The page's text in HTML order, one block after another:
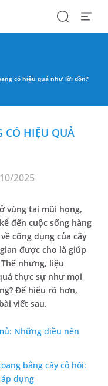
SearchOpen
có hiệu quả như lời đồn?
CÓ HIỆU QUẢ
2025
vùng tai mũi họng,
đến cuộc sống hàng
công dụng của cây
được cho là giúp
nhưng, liệu
thực sự như mọi
Để hiểu rõ hơn,
viết sau.
Những điều nên
bằng cây cỏ hôi:
dụng